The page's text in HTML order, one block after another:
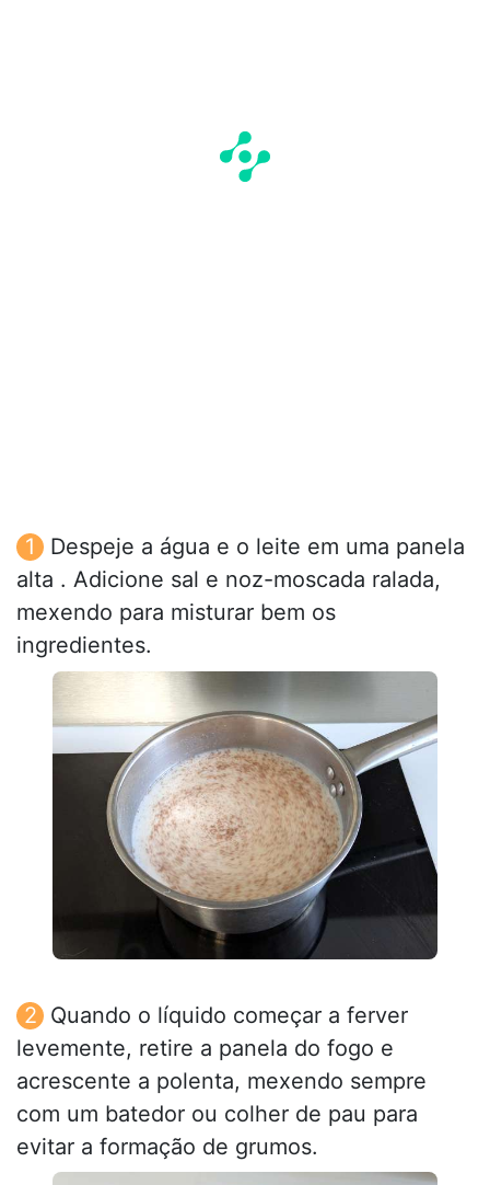
Despeje a água e o leite em uma panela
alta . Adicione sal e noz-moscada ralada,
mexendo para misturar bem os
ingredientes.
Quando o líquido começar a ferver
levemente, retire a panela do fogo e
acrescente a polenta, mexendo sempre
com um batedor ou colher de pau para
evitar a formação de grumos.